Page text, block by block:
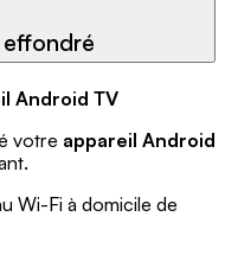
Android TV
votre appareil Android
Wi-Fi à domicile de